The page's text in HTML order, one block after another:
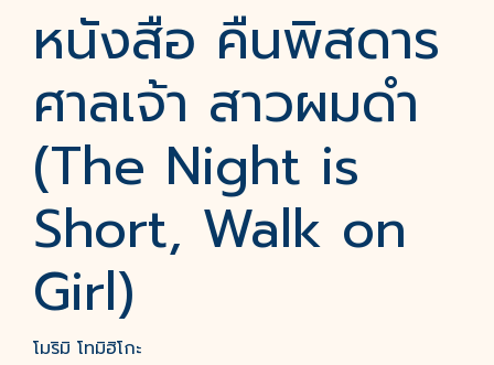
หนังสือ คืนพิสดาร
ศาลเจ้า สาวผมดำ
(The Night is
Short, Walk on
Girl)
โมริมิ โทมิฮิโกะ